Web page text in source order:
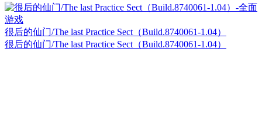
很后的仙门/The last Practice Sect（Build.8740061-1.04）
很后的仙门/The last Practice Sect（Build.8740061-1.04）